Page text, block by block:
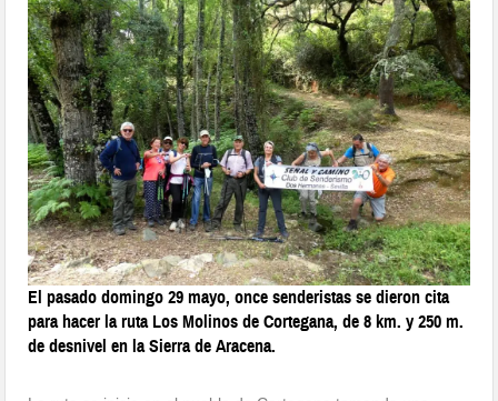
El pasado domingo 29 mayo, once senderistas se dieron cita
para hacer la ruta Los Molinos de Cortegana, de 8 km. y 250 m.
de desnivel en la Sierra de Aracena.